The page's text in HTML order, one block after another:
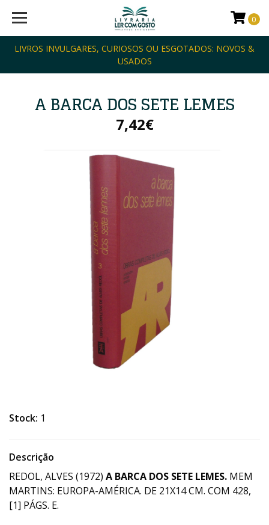
LIVROS INVULGARES, CURIOSOS OU ESGOTADOS: NOVOS &
USADOS
0
A BARCA DOS SETE LEMES
7,42€
Stock: 1
Descrição
REDOL, ALVES (1972) A BARCA DOS SETE LEMES. MEM
MARTINS: EUROPA-AMÉRICA. DE 21X14 CM. COM 428,
[1] PÁGS. E.